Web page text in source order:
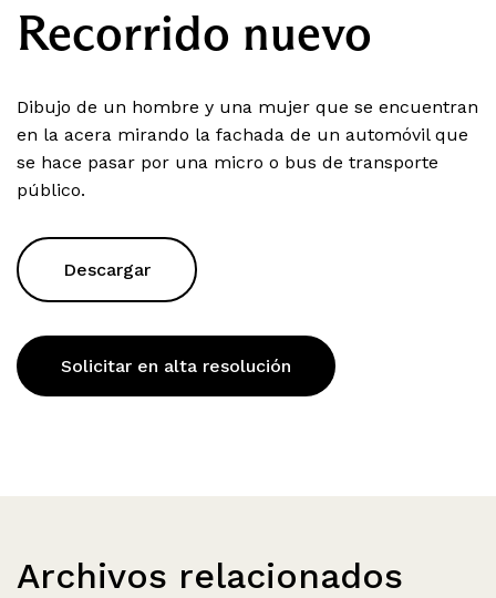
Recorrido nuevo
Dibujo de un hombre y una mujer que se encuentran
en la acera mirando la fachada de un automóvil que
se hace pasar por una micro o bus de transporte
público.
Descargar
Solicitar en alta resolución
Archivos relacionados